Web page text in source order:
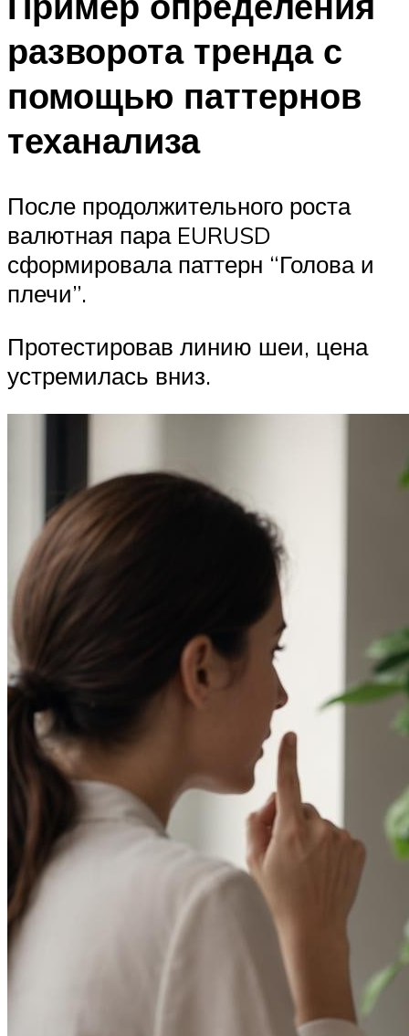
разворота тренда с
помощью паттернов
теханализа
После продолжительного роста
валютная пара EURUSD
сформировала паттерн “Голова и
плечи”.
Протестировав линию шеи, цена
устремилась вниз.